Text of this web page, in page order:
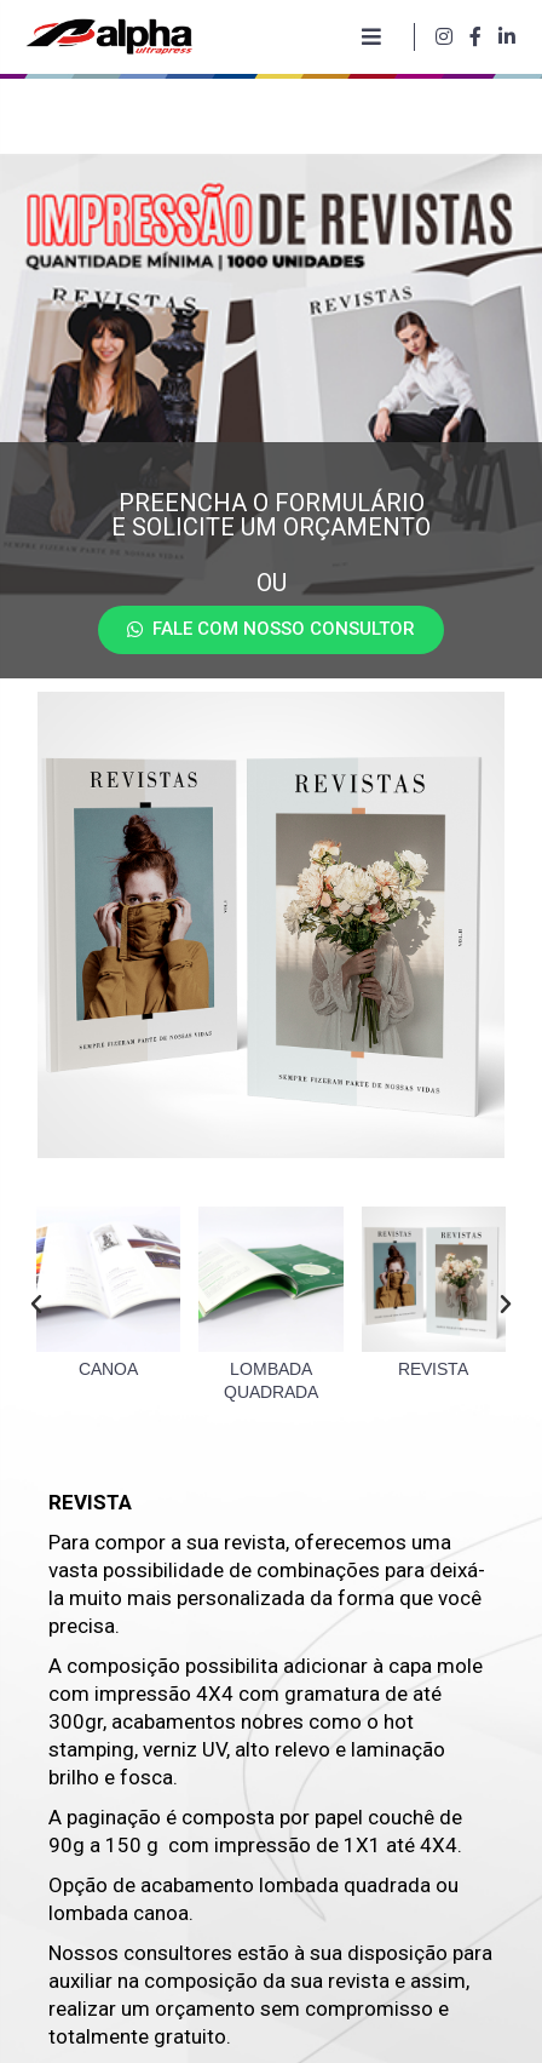
PREENCHA O FORMULÁRIO
E SOLICITE UM ORÇAMENTO
OU
FALE COM NOSSO CONSULTOR
CANOA
LOMBADA
QUADRADA
REVISTA
REVISTA
Para compor a sua revista, oferecemos uma
vasta possibilidade de combinações para deixá-
la muito mais personalizada da forma que você
precisa.
A composição possibilita adicionar à capa mole
com impressão 4X4 com gramatura de até
300gr, acabamentos nobres como o hot
stamping, verniz UV, alto relevo e laminação
brilho e fosca.
A paginação é composta por papel couchê de
90g a 150 g com impressão de 1X1 até 4X4.
Opção de acabamento lombada quadrada ou
lombada canoa.
Nossos consultores estão à sua disposição para
auxiliar na composição da sua revista e assim,
realizar um orçamento sem compromisso e
totalmente gratuito.